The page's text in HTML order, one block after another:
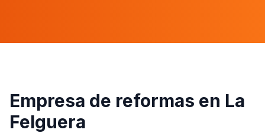
Empresa de reformas en La
Felguera